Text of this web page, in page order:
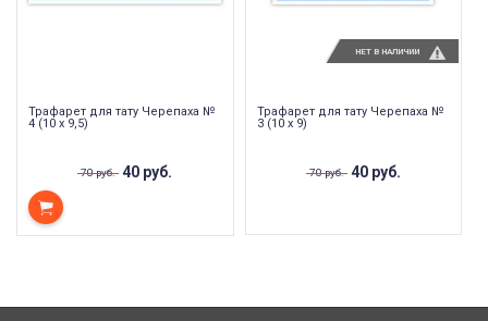
Трафарет для тату Черепаха №
4 (10 х 9,5)
70 руб. 40 руб.
Трафарет для тату Черепаха №
3 (10 х 9)
70 руб. 40 руб.
НЕТ В НАЛИЧИИ